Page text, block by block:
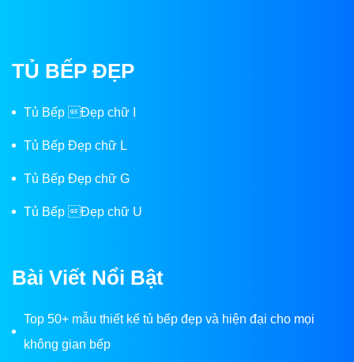
TỦ BẾP ĐẸP
Tủ Bếp Đẹp chữ I
Tủ Bếp Đẹp chữ L
Tủ Bếp Đẹp chữ G
Tủ Bếp Đẹp chữ U
Bài Viết Nổi Bật
Top 50+ mẫu thiết kế tủ bếp đẹp và hiện đại cho mọi
không gian bếp